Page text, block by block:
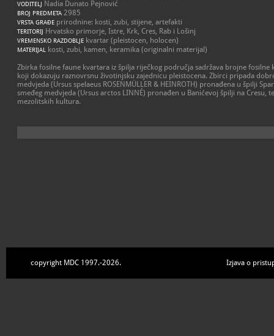
VODITELJ Nadia Dunato Pejnović
BROJ PREDMETA 2985
VRSTA GRAĐE prirodnine: kosti, zubi, stijene, artefakti
TERITORIJ Hrvatsko primorje, Istre, Krk, Cres, Rab i Lošinj
VREMENSKO RAZDOBLJE kvartar (pleistocen, holocen)
MATERIJAL kosti, zubi, kamen, keramika (originalni materijal)
Zbirka fosilne faune kvartara iz špilja riječkog područja sadržava brojne fosilne
koji dokazuju raznovrsnu životinjsku zajednicu pleistocena. Zbirci pripada
medvjeda (Ursus spelaeus ROSENMÜLLER & HEINROTH) pronađena u špilji
smeđeg medvjeda (Ursus arctos LINNÉ) pronađen u Banićevoj špilji na Cresu,
mezolitskih kultura.
copyright MDC 1997.-2026. Izjava o